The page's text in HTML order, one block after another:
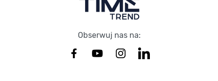
Obserwuj nas na: